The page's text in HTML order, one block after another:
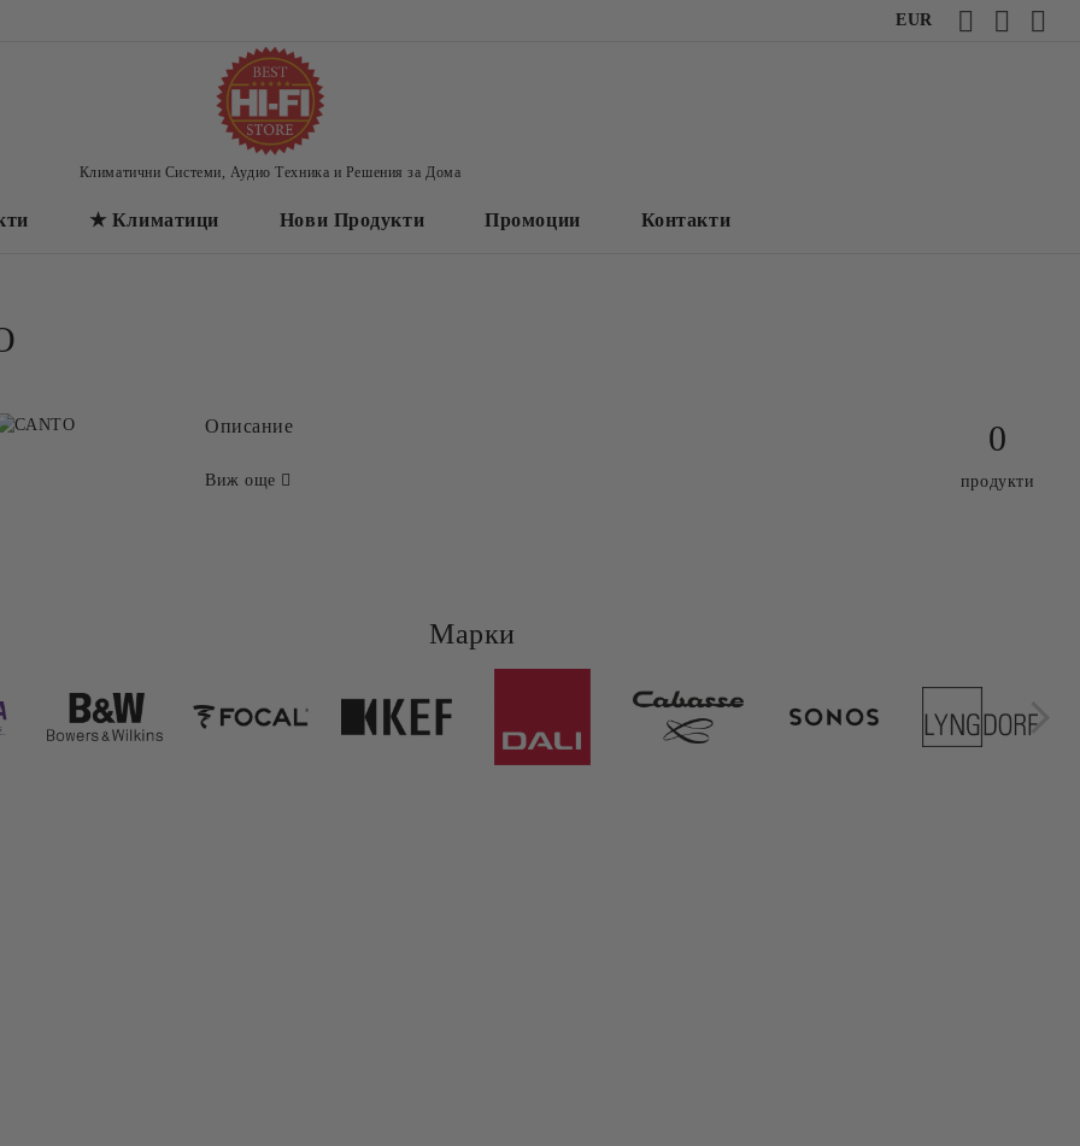
EUR
Климатични Системи, Аудио Техника и Решения за Дома
★ Климатици Нови Продукти Промоции Контакти
Описание
Виж още
0
продукти
Марки